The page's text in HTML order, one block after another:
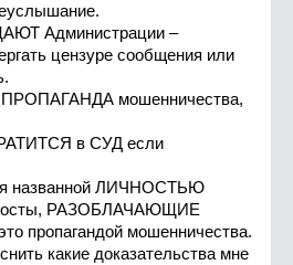
Администрации –
цензуре сообщения или
мошенничества,
в СУД если
названной ЛИЧНОСТЬЮ
посты, РАЗОБЛАЧАЮЩИЕ
пропагандой мошенничества.
какие доказательства мне